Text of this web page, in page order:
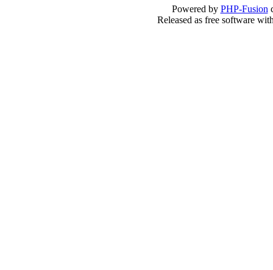
Powered by PHP-Fusion
Released as free software